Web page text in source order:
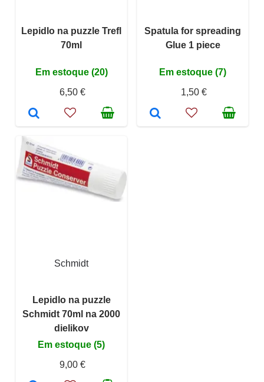
Lepidlo na puzzle Trefl
70ml
Em estoque (20)
6,50 €
Spatula for spreading
Glue 1 piece
Em estoque (7)
1,50 €
Schmidt
Lepidlo na puzzle
Schmidt 70ml na 2000
dielikov
Em estoque (5)
9,00 €